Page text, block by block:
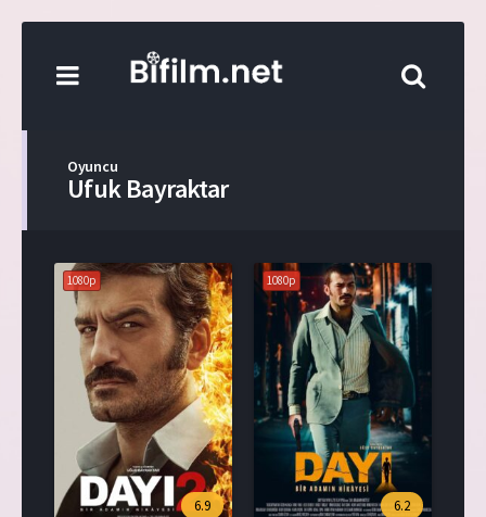
Oyuncu
Ufuk Bayraktar
1080p
6.9
1080p
6.2